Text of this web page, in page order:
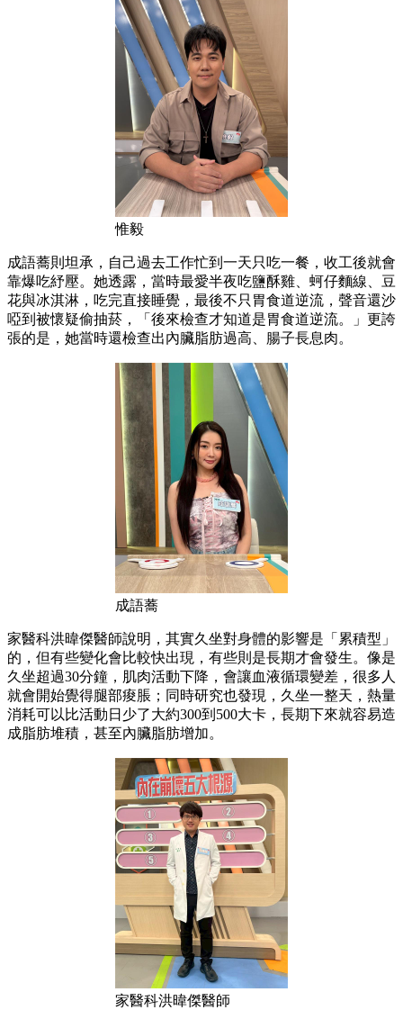
惟毅
成語蕎則坦承，自己過去工作忙到一天只吃一餐，收工後就會
靠爆吃紓壓。她透露，當時最愛半夜吃鹽酥雞、蚵仔麵線、豆
花與冰淇淋，吃完直接睡覺，最後不只胃食道逆流，聲音還沙
啞到被懷疑偷抽菸，「後來檢查才知道是胃食道逆流。」更誇
張的是，她當時還檢查出內臟脂肪過高、腸子長息肉。
成語蕎
家醫科洪暐傑醫師說明，其實久坐對身體的影響是「累積型」
的，但有些變化會比較快出現，有些則是長期才會發生。像是
久坐超過30分鐘，肌肉活動下降，會讓血液循環變差，很多人
就會開始覺得腿部痠脹；同時研究也發現，久坐一整天，熱量
消耗可以比活動日少了大約300到500大卡，長期下來就容易造
成脂肪堆積，甚至內臟脂肪增加。
家醫科洪暐傑醫師